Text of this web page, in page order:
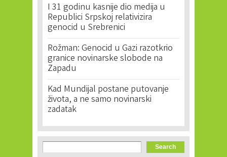
I 31 godinu kasnije dio medija u
Republici Srpskoj relativizira
genocid u Srebrenici
Rožman: Genocid u Gazi razotkrio
granice novinarske slobode na
Zapadu
Kad Mundijal postane putovanje
života, a ne samo novinarski
zadatak
Search form
Search